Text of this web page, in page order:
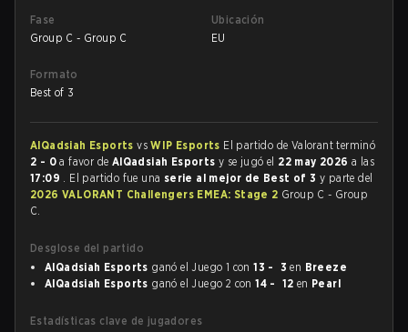
Fase
Group C - Group C
Ubicación
EU
Formato
Best of 3
AlQadsiah EsportsvsWIP Esports El partido de Valorant terminó
2 - 0 a favor de AlQadsiah Esportsy se jugó el 22 may 2026a las
17:09 . El partido fue una serie al mejor de Best of 3y parte del
2026 VALORANT Challengers EMEA: Stage 2 Group C - Group
C.
Desglose del partido
AlQadsiah Esports ganó el Juego 1 con13 - 3 en Breeze
AlQadsiah Esports ganó el Juego 2 con14 - 12 en Pearl
Estadísticas clave de jugadores